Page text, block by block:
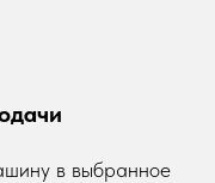
в выбранное